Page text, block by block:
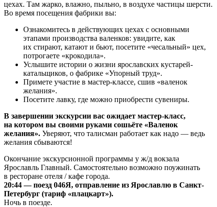
цехах. Там жарко, влажно, пыльно, в воздухе частицы шерсти.
Во время посещения фабрики вы:
Ознакомитесь в действующих цехах с основными
этапами производства валенков: увидите, как
их стирают, катают и бьют, посетите «чесальный» цех,
потрогаете «крокодила».
Услышите истории о жизни ярославских кустарей-
катальщиков, о фабрике «Упорный труд».
Примете участие в мастер-классе, сшив «валенок
желания».
Посетите лавку, где можно приобрести сувениры.
В завершении экскурсии вас ожидает мастер-класс,
на котором вы своими руками сошьёте «Валенок
желания». Уверяют, что талисман работает как надо — ведь
желания сбываются!
Окончание экскурсионной программы у ж/д вокзала
Ярославль Главный. Самостоятельно возможно поужинать
в ресторане отеля / кафе города.
20:44 — поезд 046Я, отправление из Ярославлю в Санкт-
Петербург (тариф «плацкарт»).
Ночь в поезде.